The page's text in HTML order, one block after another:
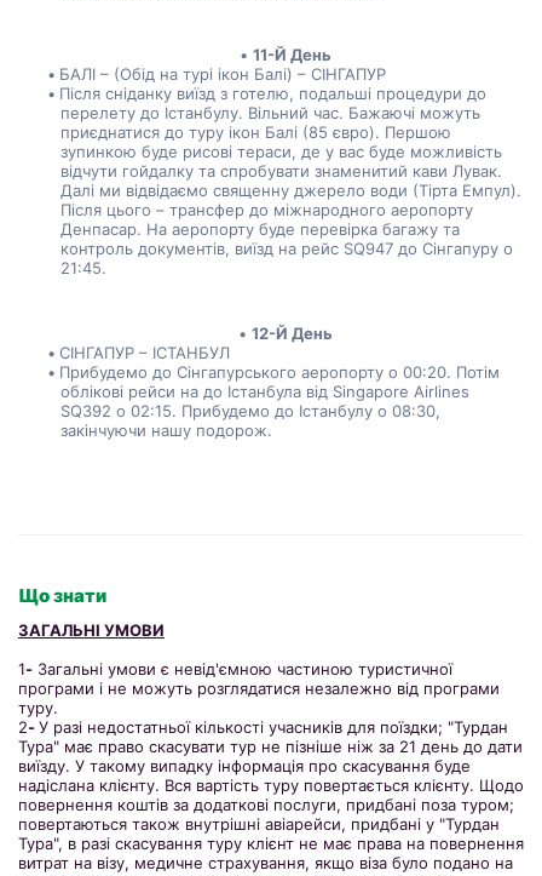
11-Й День
БАЛІ – (Обід на турі ікон Балі) – СІНГАПУР
Після сніданку виїзд з готелю, подальші процедури до
перелету до Істанбулу. Вільний час. Бажаючі можуть
приєднатися до туру ікон Балі (85 євро). Першою
зупинкою буде рисові тераси, де у вас буде можливість
відчути гойдалку та спробувати знаменитий кави Лувак.
Далі ми відвідаємо священну джерело води (Тірта Емпул).
Після цього – трансфер до міжнародного аеропорту
Денпасар. На аеропорту буде перевірка багажу та
контроль документів, виїзд на рейс SQ947 до Сінгапуру о
21:45.
12-Й День
СІНГАПУР – ІСТАНБУЛ
Прибудемо до Сінгапурського аеропорту о 00:20. Потім
облікові рейси на до Істанбула від Singapore Airlines
SQ392 о 02:15. Прибудемо до Істанбулу о 08:30,
закінчуючи нашу подорож.
Що знати
ЗАГАЛЬНІ УМОВИ
1- Загальні умови є невід'ємною частиною туристичної
програми і не можуть розглядатися незалежно від програми
туру.
2-У разі недостатньої кількості учасників для поїздки; "Турдан
Тура" має право скасувати тур не пізніше ніж за 21 день до дати
виїзду. У такому випадку інформація про скасування буде
надіслана клієнту. Вся вартість туру повертається клієнту. Щодо
повернення коштів за додаткові послуги, придбані поза туром;
повертаються також внутрішні авіарейси, придбані у "Турдан
Тура", в разі скасування туру клієнт не має права на повернення
витрат на візу, медичне страхування, якщо віза було подано на